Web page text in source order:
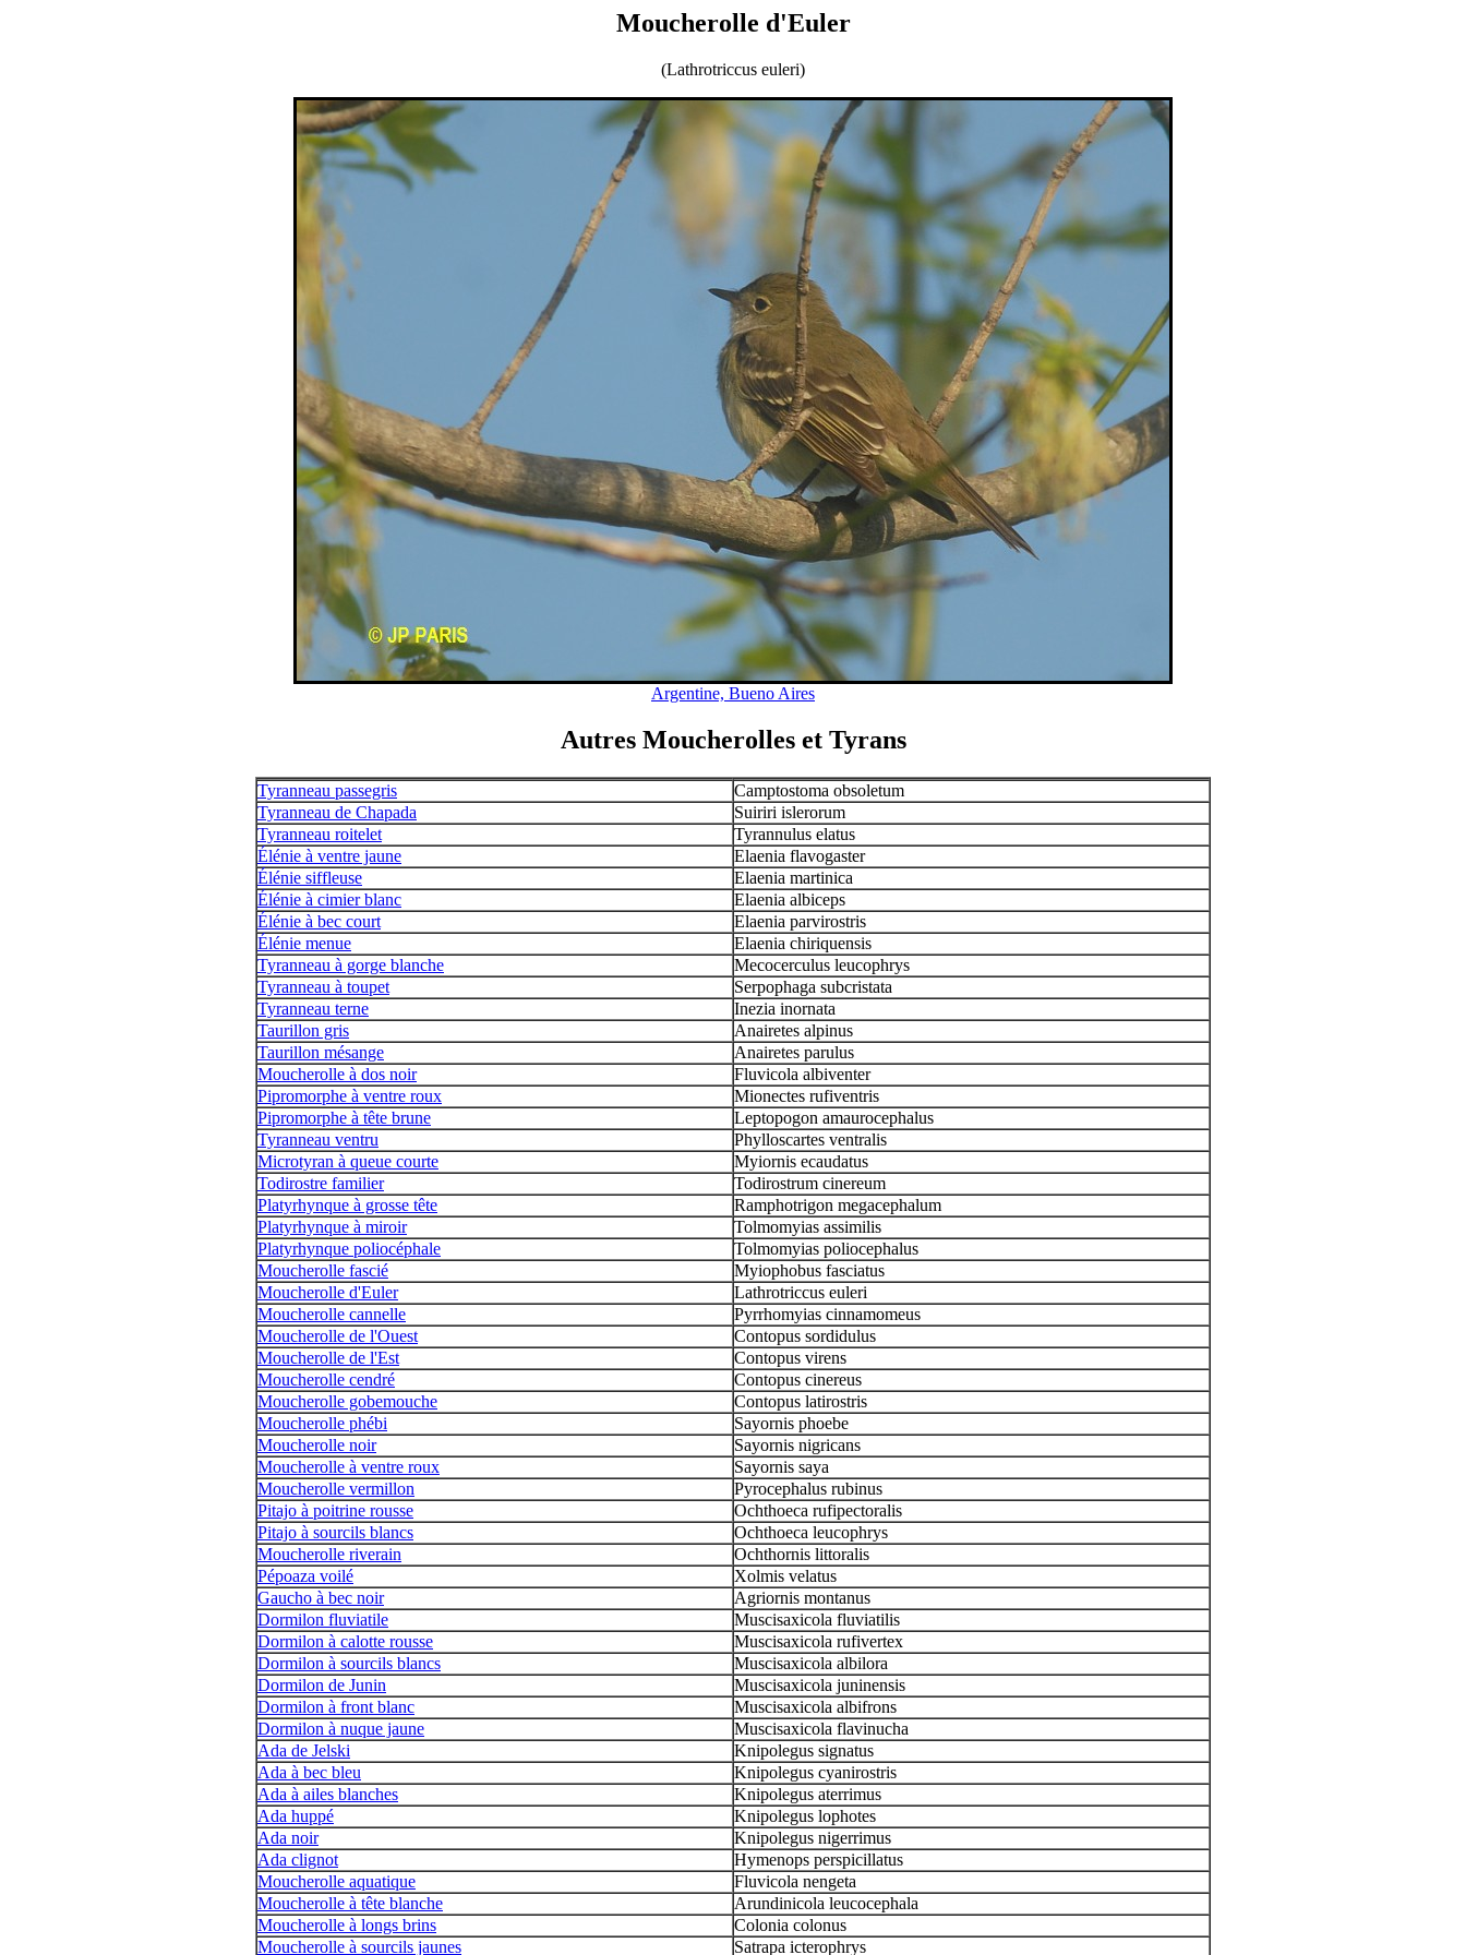
Moucherolle d'Euler
(Lathrotriccus euleri)
Argentine, Bueno Aires
Autres Moucherolles et Tyrans
Tyranneau passegris
Camptostoma obsoletum
Tyranneau de Chapada
Suiriri islerorum
Tyranneau roitelet
Tyrannulus elatus
Élénie à ventre jaune
Elaenia flavogaster
Élénie siffleuse
Elaenia martinica
Élénie à cimier blanc
Elaenia albiceps
Élénie à bec court
Elaenia parvirostris
Élénie menue
Elaenia chiriquensis
Tyranneau à gorge blanche
Mecocerculus leucophrys
Tyranneau à toupet
Serpophaga subcristata
Tyranneau terne
Inezia inornata
Taurillon gris
Anairetes alpinus
Taurillon mésange
Anairetes parulus
Moucherolle à dos noir
Fluvicola albiventer
Pipromorphe à ventre roux
Mionectes rufiventris
Pipromorphe à tête brune
Leptopogon amaurocephalus
Tyranneau ventru
Phylloscartes ventralis
Microtyran à queue courte
Myiornis ecaudatus
Todirostre familier
Todirostrum cinereum
Platyrhynque à grosse tête
Ramphotrigon megacephalum
Platyrhynque à miroir
Tolmomyias assimilis
Platyrhynque poliocéphale
Tolmomyias poliocephalus
Moucherolle fascié
Myiophobus fasciatus
Moucherolle d'Euler
Lathrotriccus euleri
Moucherolle cannelle
Pyrrhomyias cinnamomeus
Moucherolle de l'Ouest
Contopus sordidulus
Moucherolle de l'Est
Contopus virens
Moucherolle cendré
Contopus cinereus
Moucherolle gobemouche
Contopus latirostris
Moucherolle phébi
Sayornis phoebe
Moucherolle noir
Sayornis nigricans
Moucherolle à ventre roux
Sayornis saya
Moucherolle vermillon
Pyrocephalus rubinus
Pitajo à poitrine rousse
Ochthoeca rufipectoralis
Pitajo à sourcils blancs
Ochthoeca leucophrys
Moucherolle riverain
Ochthornis littoralis
Pépoaza voilé
Xolmis velatus
Gaucho à bec noir
Agriornis montanus
Dormilon fluviatile
Muscisaxicola fluviatilis
Dormilon à calotte rousse
Muscisaxicola rufivertex
Dormilon à sourcils blancs
Muscisaxicola albilora
Dormilon de Junin
Muscisaxicola juninensis
Dormilon à front blanc
Muscisaxicola albifrons
Dormilon à nuque jaune
Muscisaxicola flavinucha
Ada de Jelski
Knipolegus signatus
Ada à bec bleu
Knipolegus cyanirostris
Ada à ailes blanches
Knipolegus aterrimus
Ada huppé
Knipolegus lophotes
Ada noir
Knipolegus nigerrimus
Ada clignot
Hymenops perspicillatus
Moucherolle aquatique
Fluvicola nengeta
Moucherolle à tête blanche
Arundinicola leucocephala
Moucherolle à longs brins
Colonia colonus
Moucherolle à sourcils jaunes
Satrapa icterophrys